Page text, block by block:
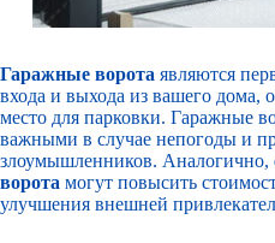
Гаражные ворота являются
входа и выхода из вашего дома,
место для парковки. Гаражные
важными в случае непогоды и
злоумышленников. Аналогично,
ворота могут повысить
улучшения внешней